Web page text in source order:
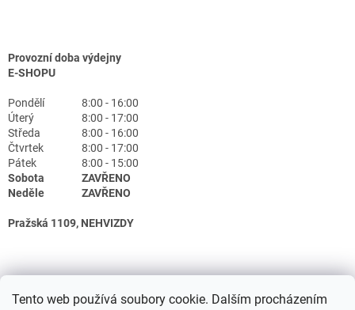
Tento web používá soubory cookie. Dalším procházením
Provozní doba výdejny
E-SHOPU
Pondělí
8:00 - 16:00
Úterý
8:00 - 17:00
Středa
8:00 - 16:00
Čtvrtek
8:00 - 17:00
Pátek
8:00 - 15:00
Sobota
ZAVŘENO
Neděle
ZAVŘENO
Pražská 1109, NEHVIZDY